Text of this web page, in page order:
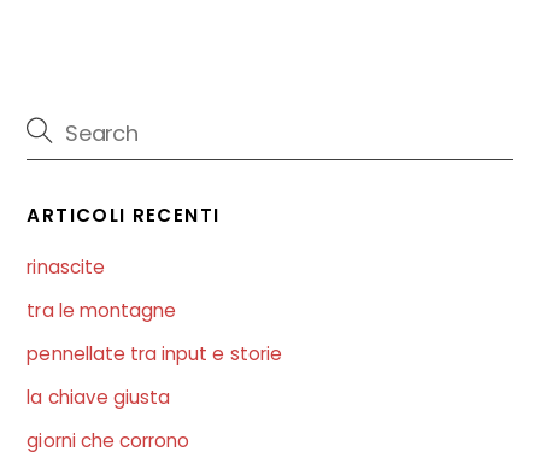
ARTICOLI RECENTI
rinascite
tra le montagne
pennellate tra input e storie
la chiave giusta
giorni che corrono